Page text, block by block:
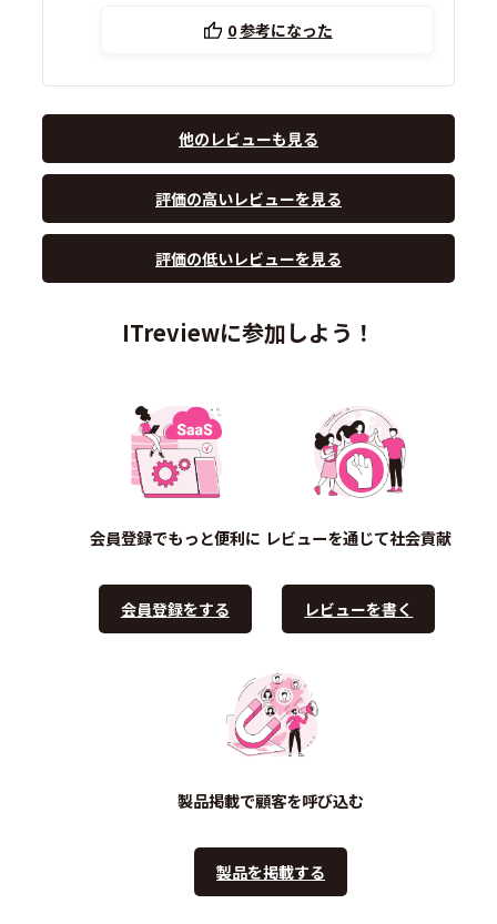
0参考になった
他のレビューも見る
評価の高いレビューを見る
評価の低いレビューを見る
ITreviewに参加しよう！
会員登録でもっと便利に
会員登録をする
レビューを通じて社会貢献
レビューを書く
製品掲載で顧客を呼び込む
製品を掲載する